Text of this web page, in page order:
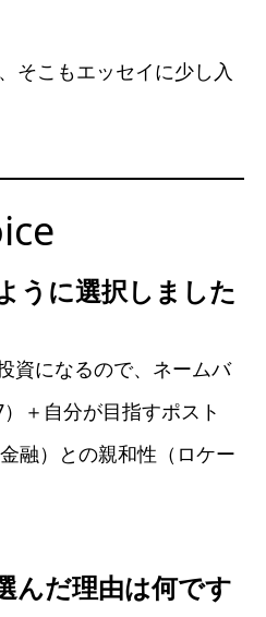
そこもエッセイに少し入
うに選択しました
資になるので、ネームバ
＋自分が目指すポスト
融）との親和性（ロケー
んだ理由は何です